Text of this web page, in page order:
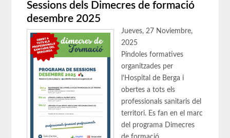
Sessions dels Dimecres de formació
desembre 2025
Jueves, 27 Noviembre,
2025
Píndoles formatives
organitzades per
l'Hospital de Berga i
obertes a tots els
professionals sanitaris del
territori. Es fan en el marc
del programa Dimecres